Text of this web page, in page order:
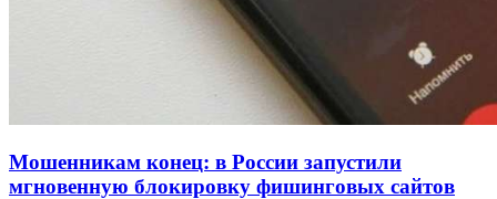
Мошенникам конец: в России запустили
мгновенную блокировку фишинговых сайтов